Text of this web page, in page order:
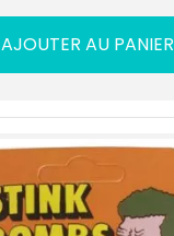
AJOUTER AU PANIER